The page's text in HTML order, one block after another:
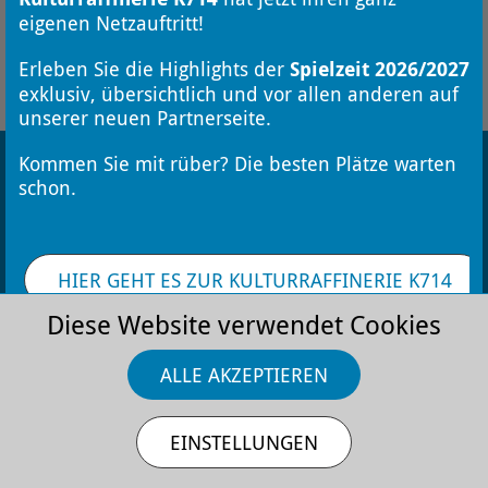
Kontakt Stellenangebote
Datenschutz
Impressum
AGB
Die Monheimer Kulturwerke
eigenen Netzauftritt!
Erleben Sie die Highlights der Spielzeit 2026/2027
exklusiv, übersichtlich und vor allen anderen auf
unserer neuen Partnerseite.
Kommen Sie mit rüber? Die besten Plätze warten
schon.
HIER GEHT ES ZUR KULTURRAFFINERIE K714
Diese Website verwendet Cookies
ALLE AKZEPTIEREN
EINSTELLUNGEN